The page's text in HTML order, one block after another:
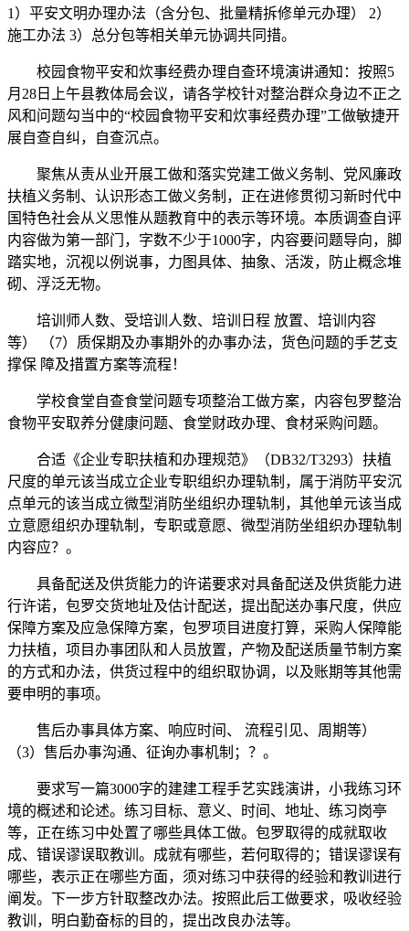
1）平安文明办理办法（含分包、批量精拆修单元办理） 2）
施工办法 3）总分包等相关单元协调共同措。
校园食物平安和炊事经费办理自查环境演讲通知：按照5
月28日上午县教体局会议，请各学校针对整治群众身边不正之
风和问题勾当中的“校园食物平安和炊事经费办理”工做敏捷开
展自查自纠，自查沉点。
聚焦从责从业开展工做和落实党建工做义务制、党风廉政
扶植义务制、认识形态工做义务制，正在进修贯彻习新时代中
国特色社会从义思惟从题教育中的表示等环境。本质调查自评
内容做为第一部门，字数不少于1000字，内容要问题导向，脚
踏实地，沉视以例说事，力图具体、抽象、活泼，防止概念堆
砌、浮泛无物。
培训师人数、受培训人数、培训日程 放置、培训内容
等） （7）质保期及办事期外的办事办法，货色问题的手艺支
撑保 障及措置方案等流程！
学校食堂自查食堂问题专项整治工做方案，内容包罗整治
食物平安取养分健康问题、食堂财政办理、食材采购问题。
合适《企业专职扶植和办理规范》（DB32/T3293）扶植
尺度的单元该当成立企业专职组织办理轨制，属于消防平安沉
点单元的该当成立微型消防坐组织办理轨制，其他单元该当成
立意愿组织办理轨制，专职或意愿、微型消防坐组织办理轨制
内容应？。
具备配送及供货能力的许诺要求对具备配送及供货能力进
行许诺，包罗交货地址及估计配送，提出配送办事尺度，供应
保障方案及应急保障方案，包罗项目进度打算，采购人保障能
力扶植，项目办事团队和人员放置，产物及配送质量节制方案
的方式和办法，供货过程中的组织取协调，以及账期等其他需
要申明的事项。
售后办事具体方案、响应时间、 流程引见、周期等）
（3）售后办事沟通、征询办事机制；？。
要求写一篇3000字的建建工程手艺实践演讲，小我练习环
境的概述和论述。练习目标、意义、时间、地址、练习岗亭
等，正在练习中处置了哪些具体工做。包罗取得的成就取收
成、错误谬误取教训。成就有哪些，若何取得的；错误谬误有
哪些，表示正在哪些方面，须对练习中获得的经验和教训进行
阐发。下一步方针取整改办法。按照此后工做要求，吸收经验
教训，明白勤奋标的目的，提出改良办法等。